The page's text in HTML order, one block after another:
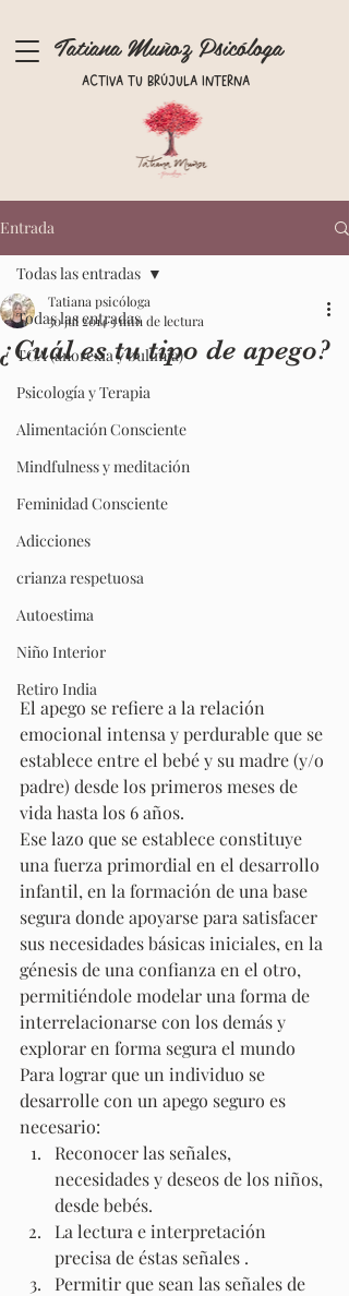
Tatiana Muñoz Psicóloga
Activa tu brújula interna
Entrada
Todas las entradas
TCA (anorexia y bulimia)
Psicología y Terapia
Alimentación Consciente
Mindfulness y meditación
Feminidad Consciente
Adicciones
crianza respetuosa
Autoestima
Niño Interior
Retiro India
Todas las entradas
¿Cuál es tu tipo de apego?
Tatiana psicóloga
30 jul 20143 min de lectura
El apego se refiere a la relación
emocional intensa y perdurable que se
establece entre el bebé y su madre (y/o
padre) desde los primeros meses de
vida hasta los 6 años.
Ese lazo que se establece constituye
una fuerza primordial en el desarrollo
infantil, en la formación de una base
segura donde apoyarse para satisfacer
sus necesidades básicas iniciales, en la
génesis de una confianza en el otro,
permitiéndole modelar una forma de
interrelacionarse con los demás y
explorar en forma segura el mundo
Para lograr que un individuo se
desarrolle con un apego seguro es
necesario:
Reconocer las señales,
necesidades y deseos de los niños,
desde bebés.
La lectura e interpretación
precisa de éstas señales .
Permitir que sean las señales de